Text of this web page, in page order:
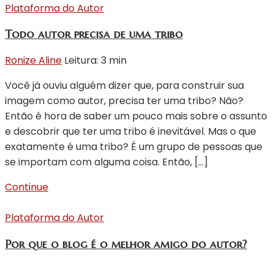
Plataforma do Autor
Todo autor precisa de uma tribo
Ronize Aline Leitura: 3 min
Você já ouviu alguém dizer que, para construir sua
imagem como autor, precisa ter uma tribo? Não?
Então é hora de saber um pouco mais sobre o assunto
e descobrir que ter uma tribo é inevitável. Mas o que
exatamente é uma tribo? É um grupo de pessoas que
se importam com alguma coisa. Então, […]
Continue
Plataforma do Autor
Por que o blog é o melhor amigo do autor?